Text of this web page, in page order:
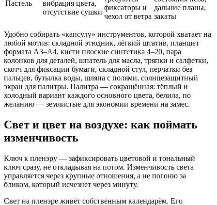
Пастель
вибрация цвета,
отсутствие сушки
фиксаторы и
чехол от ветра
дальние планы,
закаты
Удобно собирать «капсулу» инструментов, которой хватает на
любой мотив: складной этюдник, лёгкий штатив, планшет
формата A3–A4, кисти плоские синтетика 4–20, пара
колонков для деталей, шпатель для масла, тряпки и салфетки,
скотч для фиксации бумаги, складной стул, перчатки без
пальцев, бутылка воды, шляпа с полями, солнцезащитный
экран для палитры. Палитра — сокращённая: тёплый и
холодный вариант каждого основного цвета, белила, по
желанию — землистые для экономии времени на замес.
Свет и цвет на воздухе: как поймать
изменчивость
Ключ к пленэру — зафиксировать цветовой и тональный
ключ сразу, не откладывая на потом. Изменчивость света
управляется через крупные отношения, а не погоню за
бликом, который исчезнет через минуту.
Свет на пленэре живёт собственным календарём. Его